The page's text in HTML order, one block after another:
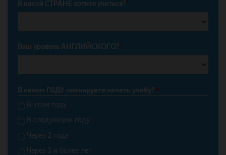
В какой СТРАНЕ хотите учиться?*
Ваш уровень АНГЛИЙСКОГО?*
В каком ГОДУ планируете начать учебу?*
В этом году
В следующем году
Через 2 года
Через 3 и более лет